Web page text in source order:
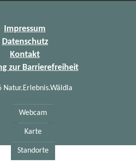
Impressum
Datenschutz
Kontakt
zur Barrierefreiheit
Natur.Erlebnis.Wäldla
Webcam
Karte
Standorte